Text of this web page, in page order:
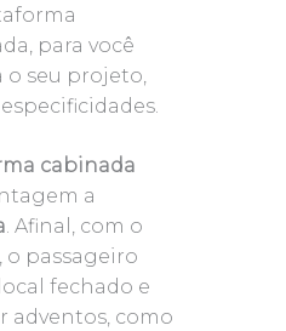
para você
o seu projeto,
cabinada
a
. Afinal, com o
passageiro
fechado e
adventos, como